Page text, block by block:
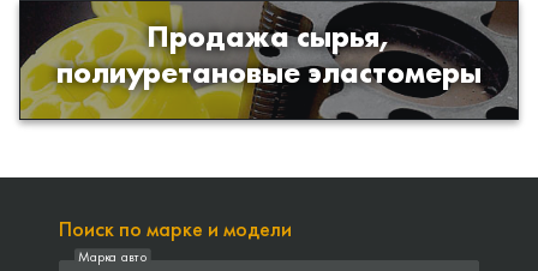
Продажа сырья,
полиуретановые эластомеры
Продажа сырья для производства
изделий из полиуретана
Поиск по марке и модели
Марка авто